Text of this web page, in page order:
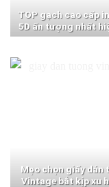
TOP gạch cao cấp
5D ấn tượng nhất
Mẹo chọn giấy dán
Vintage bắt kịp xu